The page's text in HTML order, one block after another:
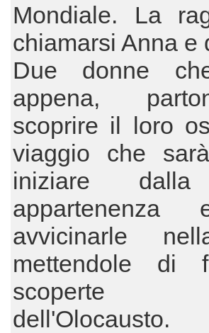
Mondiale. La
chiamarsi Anna e
Due donne
appena,
scoprire il loro
viaggio che
iniziare
appartenenza
avvicinarle
mettendole di
scoperte
dell'Olocausto.